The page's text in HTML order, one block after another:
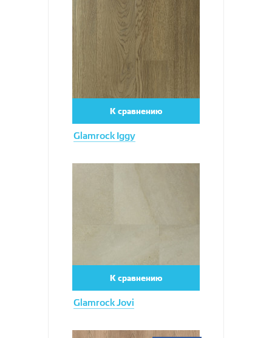
Glamrock Iggy
Увеличить
К сравнению
Glamrock Jovi
К сравнению